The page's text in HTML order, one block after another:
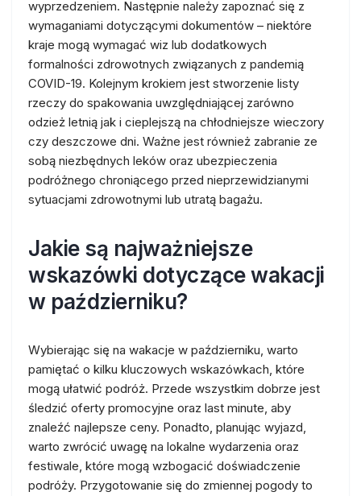
wyprzedzeniem. Następnie należy zapoznać się z
wymaganiami dotyczącymi dokumentów – niektóre
kraje mogą wymagać wiz lub dodatkowych
formalności zdrowotnych związanych z pandemią
COVID-19. Kolejnym krokiem jest stworzenie listy
rzeczy do spakowania uwzględniającej zarówno
odzież letnią jak i cieplejszą na chłodniejsze wieczory
czy deszczowe dni. Ważne jest również zabranie ze
sobą niezbędnych leków oraz ubezpieczenia
podróżnego chroniącego przed nieprzewidzianymi
sytuacjami zdrowotnymi lub utratą bagażu.
Jakie są najważniejsze
wskazówki dotyczące wakacji
w październiku?
Wybierając się na wakacje w październiku, warto
pamiętać o kilku kluczowych wskazówkach, które
mogą ułatwić podróż. Przede wszystkim dobrze jest
śledzić oferty promocyjne oraz last minute, aby
znaleźć najlepsze ceny. Ponadto, planując wyjazd,
warto zwrócić uwagę na lokalne wydarzenia oraz
festiwale, które mogą wzbogacić doświadczenie
podróży. Przygotowanie się do zmiennej pogody to